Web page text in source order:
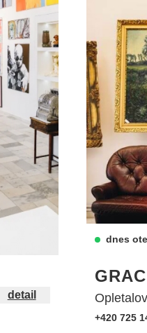
detail
dnes
+420 725